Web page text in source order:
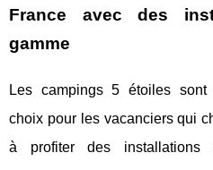
France avec des
gamme
Les campings 5 étoiles sont
choix pour les vacanciers qui
à profiter des